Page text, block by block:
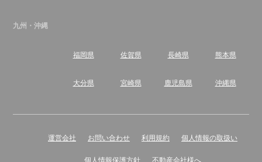
九州・沖縄
福岡県 佐賀県 長崎県 熊本県
大分県 宮崎県 鹿児島県 沖縄県
運営会社 お問い合わせ 利用規約 個人情報の取扱い
個人情報保護方針 不動産会社様へ